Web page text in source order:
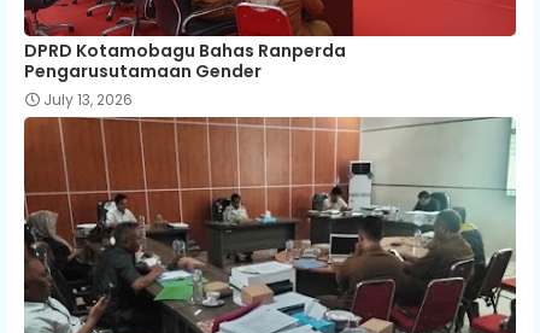
DPRD Kotamobagu Bahas Ranperda
Pengarusutamaan Gender
July 13, 2026